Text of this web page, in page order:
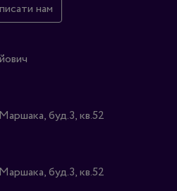
нам
буд.3, кв.52
буд.3, кв.52